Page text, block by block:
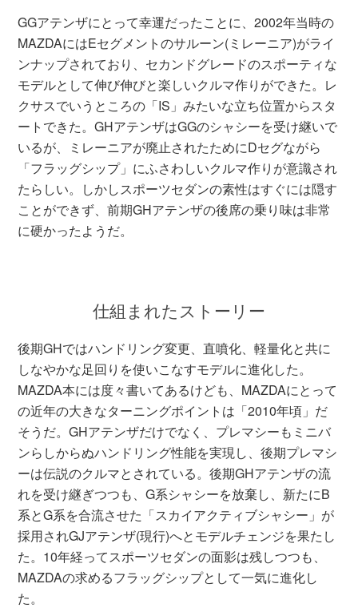
GGアテンザにとって幸運だったことに、2002年当時の
MAZDAにはEセグメントのサルーン(ミレーニア)がライ
ンナップされており、セカンドグレードのスポーティな
モデルとして伸び伸びと楽しいクルマ作りができた。レ
クサスでいうところの「IS」みたいな立ち位置からスタ
ートできた。GHアテンザはGGのシャシーを受け継いで
いるが、ミレーニアが廃止されたためにDセグながら
「フラッグシップ」にふさわしいクルマ作りが意識され
たらしい。しかしスポーツセダンの素性はすぐには隠す
ことができず、前期GHアテンザの後席の乗り味は非常
に硬かったようだ。
仕組まれたストーリー
後期GHではハンドリング変更、直噴化、軽量化と共に
しなやかな足回りを使いこなすモデルに進化した。
MAZDA本には度々書いてあるけども、MAZDAにとって
の近年の大きなターニングポイントは「2010年頃」だ
そうだ。GHアテンザだけでなく、プレマシーもミニバ
ンらしからぬハンドリング性能を実現し、後期プレマシ
ーは伝説のクルマとされている。後期GHアテンザの流
れを受け継ぎつつも、G系シャシーを放棄し、新たにB
系とG系を合流させた「スカイアクティブシャシー」が
採用されGJアテンザ(現行)へとモデルチェンジを果たし
た。10年経ってスポーツセダンの面影は残しつつも、
MAZDAの求めるフラッグシップとして一気に進化し
た。